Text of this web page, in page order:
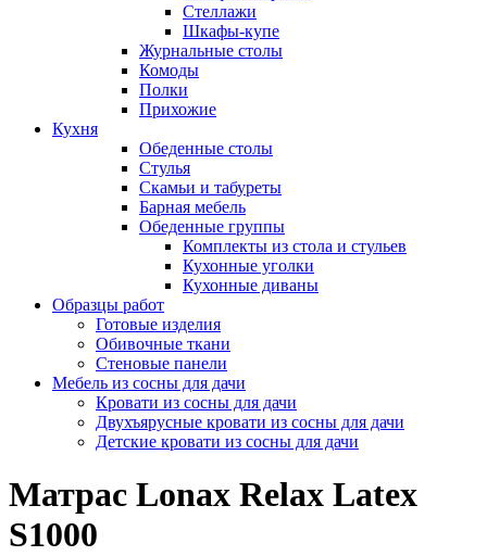
Стеллажи
Шкафы-купе
Журнальные столы
Комоды
Полки
Прихожие
Кухня
Обеденные столы
Стулья
Скамьи и табуреты
Барная мебель
Обеденные группы
Комплекты из стола и стульев
Кухонные уголки
Кухонные диваны
Образцы работ
Готовые изделия
Обивочные ткани
Стеновые панели
Мебель из сосны для дачи
Кровати из сосны для дачи
Двухъярусные кровати из сосны для дачи
Детские кровати из сосны для дачи
Матрас Lonax Relax Latex
S1000